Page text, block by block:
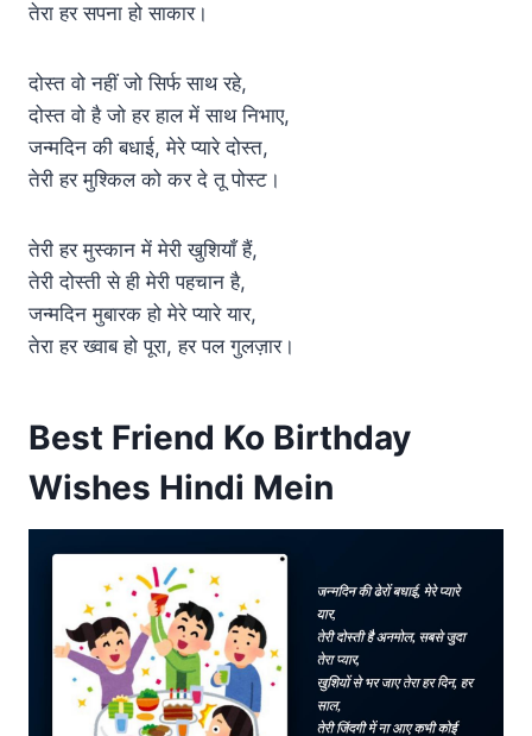
तेरा हर सपना हो साकार।
दोस्त वो नहीं जो सिर्फ साथ रहे,
दोस्त वो है जो हर हाल में साथ निभाए,
जन्मदिन की बधाई, मेरे प्यारे दोस्त,
तेरी हर मुश्किल को कर दे तू पोस्ट।
तेरी हर मुस्कान में मेरी खुशियाँ हैं,
तेरी दोस्ती से ही मेरी पहचान है,
जन्मदिन मुबारक हो मेरे प्यारे यार,
तेरा हर ख्वाब हो पूरा, हर पल गुलज़ार।
Best Friend Ko Birthday
Wishes Hindi Mein